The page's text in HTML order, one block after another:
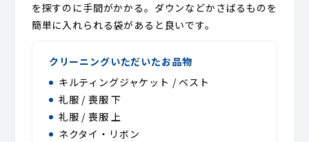
を探すのに手間がかかる。ダウンなどかさばるものを
簡単に入れられる袋があると良いです。
クリーニングいただいたお品物
キルティングジャケット / ベスト
礼服 / 喪服 下
礼服 / 喪服 上
ネクタイ・リボン